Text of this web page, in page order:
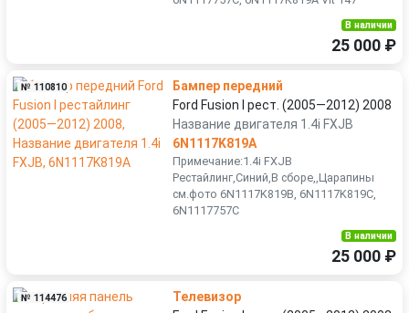
В наличии
25 000 ₽
№ 110810
Бампер передний
Ford Fusion I рест. (2005—2012) 2008
Название двигателя 1.4i FXJB
6N1117K819A
Примечание:1.4i FXJB
Рестайлинг,Синий,В сборе,,Царапины
см.фото 6N1117K819B, 6N1117K819С,
6N1117757С
В наличии
25 000 ₽
№ 114476
Телевизор